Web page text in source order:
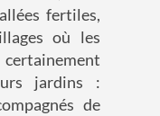
fertiles,
où les
jardins :
de